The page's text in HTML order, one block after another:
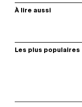
À lire aussi
Les plus populaires